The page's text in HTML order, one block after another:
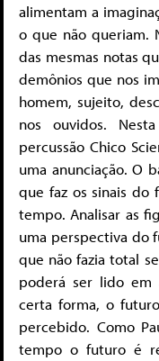
alimentam a
o que não queriam.
das mesmas notas
demônios que nos
homem, sujeito,
nos ouvidos.
percussão Chico
uma anunciação. O
que faz os sinais do
tempo. Analisar as
uma perspectiva do
que não fazia total
poderá ser lido em
certa forma, o
percebido. Como
tempo o futuro é